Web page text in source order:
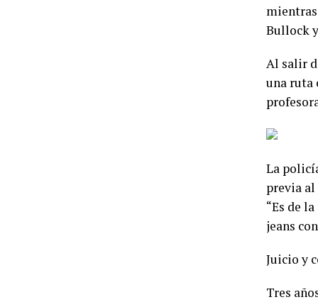
Bullock
Al salir
una ruta
La
previa
“Es de
jeans
Juicio y
Tres